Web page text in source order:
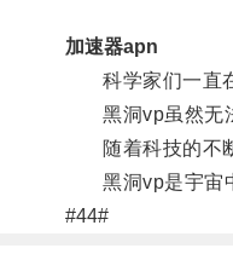
加速器apn
科学家们一直在
黑洞vp虽然无法
随着科技的不断
黑洞vp是宇宙中
#44#